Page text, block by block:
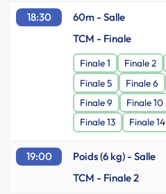
18:30 60m - Salle
TCM - Finale
Finale 1 Finale 2
Finale 5
Finale 6
Finale 9
Finale 10
Finale 13
Finale 14
19:00 Poids (6 kg) - Salle
TCM - Finale 2